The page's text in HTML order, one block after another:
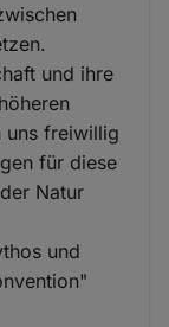
und ihre
uns freiwillig
für diese
Natur
und